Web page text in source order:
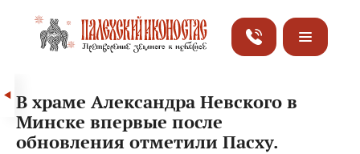
В храме Александра Невского в
Минске впервые после
обновления отметили Пасху.